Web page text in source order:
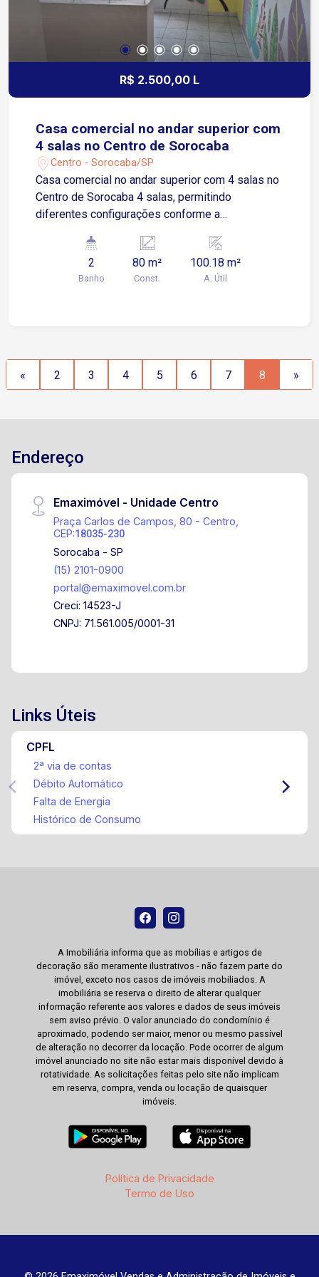
R$ 2.500,00 L
Casa comercial no andar superior com
4 salas no Centro de Sorocaba
Centro - Sorocaba/SP
Casa comercial no andar superior com 4 salas no
Centro de Sorocaba 4 salas, permitindo
diferentes configurações conforme a
Banheiro feminino Banheiro masculino Área de
serviço Entrada compartilhada Localização
Situada na região central de Sorocaba, em uma
Osório Cerca de 5 minutos da Avenida Dom
comércios e serviços Transporte público nas
proximidades, facilitando o acesso de clientes e
2
Banho
80 m²
Const.
100.18 m²
A. Útil
« 2 3 4 5 6 7 8 »
Endereço
Emaximóvel - Unidade Centro
Praça Carlos de Campos, 80 - Centro,
CEP:18035-230
Sorocaba - SP
(15) 2101-0900
portal@emaximovel.com.br
Creci: 14523-J
CNPJ: 71.561.005/0001-31
Links Úteis
CPFL
2ª via de contas
Débito Automático
Falta de Energia
Histórico de Consumo
A Imobiliária informa que as mobílias e artigos de
decoração são meramente ilustrativos - não fazem parte do
imóvel, exceto nos casos de imóveis mobiliados. A
imobiliária se reserva o direito de alterar qualquer
informação referente aos valores e dados de seus imóveis
sem aviso prévio. O valor anunciado do condomínio é
aproximado, podendo ser maior, menor ou mesmo passível
de alteração no decorrer da locação. Pode ocorrer de algum
imóvel anunciado no site não estar mais disponível devido à
rotatividade. As solicitações feitas pelo site não implicam
em reserva, compra, venda ou locação de quaisquer
imóveis.
Política de Privacidade
Termo de Uso